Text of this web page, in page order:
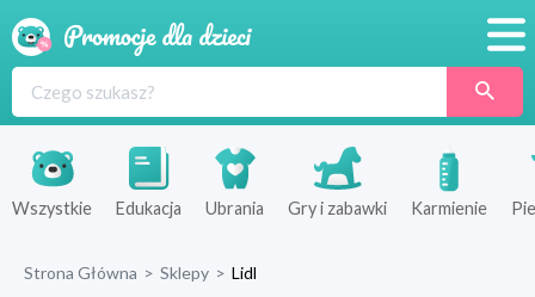
Produkty
Sklepy
Wszystkie Edukacja Ubrania Gry i zabawki Karmienie
Strona Główna > Sklepy > Lidl